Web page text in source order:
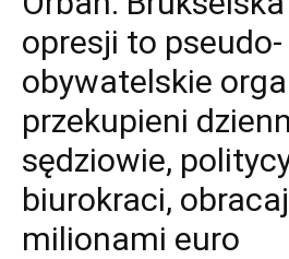
opresji to pseudo-
obywatelskie
przekupieni
sędziowie,
biurokraci,
milionami euro